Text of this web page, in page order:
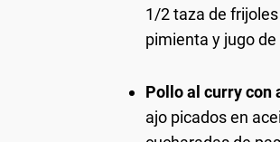
1/2 taza de
pimienta y jugo de
Pollo al curry con
ajo picados en